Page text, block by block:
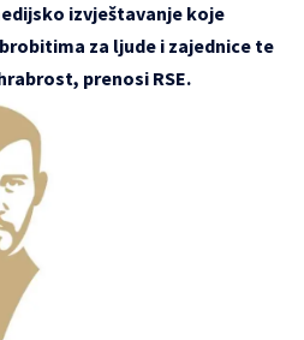
izvještavanje koje
za ljude i zajednice te
prenosi RSE.